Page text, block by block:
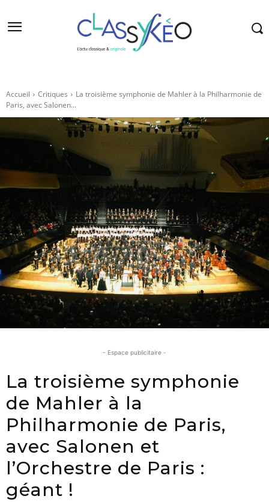
Accueil Critiques
La troisième symphonie de Mahler à la Philharmonie de
Paris, avec Salonen...
- Espace publicitaire -
La troisième symphonie
de Mahler à la
Philharmonie de Paris,
avec Salonen et
l’Orchestre de Paris :
géant !